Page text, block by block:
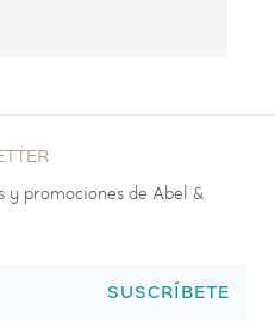
y promociones de Abel &
SUSCRÍBETE